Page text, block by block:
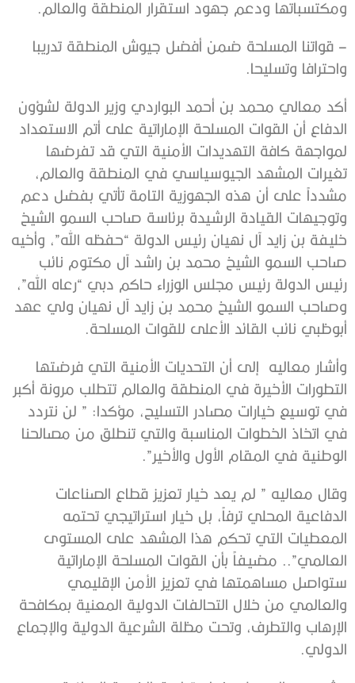
ومكتسباتها ودعم جهود استقرار المنطقة والعالم.
– قواتنا المسلحة ضمن أفضل جيوش المنطقة تدريبا
واحترافا وتسليحا.
أكد معالي محمد بن أحمد البواردي وزير الدولة لشؤون
الدفاع أن القوات المسلحة الإماراتية على أتم الاستعداد
لمواجهة كافة التهديدات الأمنية التي قد تفرضها
تغيرات المشهد الجيوسياسي في المنطقة والعالم،
مشدداً على أن هذه الجهوزية التامة تأتي بفضل دعم
وتوجيهات القيادة الرشيدة برئاسة صاحب السمو الشيخ
خليفة بن زايد آل نهيان رئيس الدولة “حفظه الله”، وأخيه
صاحب السمو الشيخ محمد بن راشد آل مكتوم نائب
رئيس الدولة رئيس مجلس الوزراء حاكم دبي “رعاه الله”،
وصاحب السمو الشيخ محمد بن زايد آل نهيان ولي عهد
أبوظبي نائب القائد الأعلى للقوات المسلحة.
وأشار معاليه إلى أن التحديات الأمنية التي فرضتها
التطورات الأخيرة في المنطقة والعالم تتطلب مرونة أكبر
في توسيع خيارات مصادر التسليح، مؤكدا: ” لن نتردد
في اتخاذ الخطوات المناسبة والتي تنطلق من مصالحنا
الوطنية في المقام الأول والأخير”.
وقال معاليه ” لم يعد خيار تعزيز قطاع الصناعات
الدفاعية المحلي ترفاً، بل خيار استراتيجي تحتمه
المعطيات التي تحكم هذا المشهد على المستوى
العالمي”.. مضيفاً بأن القوات المسلحة الإماراتية
ستواصل مساهمتها في تعزيز الأمن الإقليمي
والعالمي من خلال التحالفات الدولية المعنية بمكافحة
الإرهاب والتطرف، وتحت مظلة الشرعية الدولية والإجماع
الدولي.